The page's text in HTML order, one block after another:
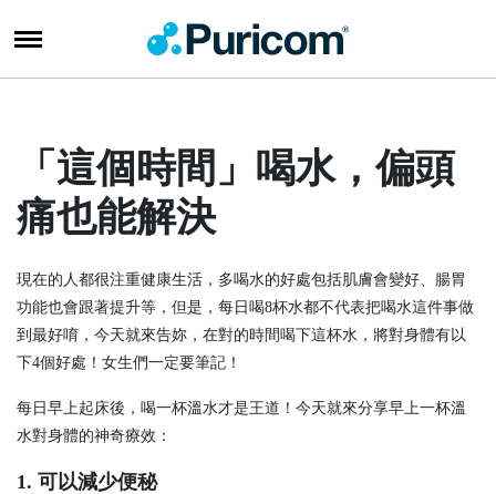
「這個時間」喝水，偏頭
痛也能解決
現在的人都很注重健康生活，多喝水的好處包括肌膚會變好、腸胃
功能也會跟著提升等，但是，每日喝8杯水都不代表把喝水這件事做
到最好唷，今天就來告妳，在對的時間喝下這杯水，將對身體有以
下4個好處！女生們一定要筆記！
每日早上起床後，喝一杯溫水才是王道！今天就來分享早上一杯溫
水對身體的神奇療效：
1. 可以減少便秘